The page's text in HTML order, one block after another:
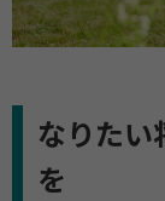
なりたい
を